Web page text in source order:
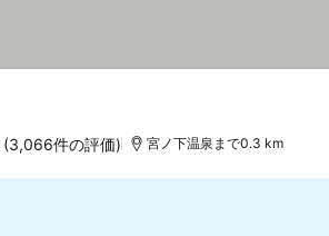
(3,066件の評価) 宮ノ下温泉まで0.3 km